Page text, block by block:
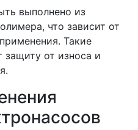
выполнено из
что зависит от
Такие
защиту от износа и